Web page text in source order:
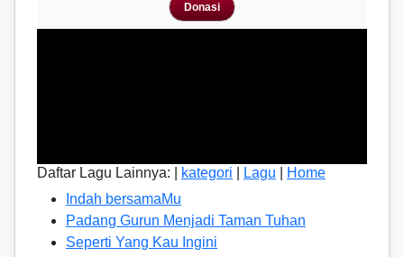
Donasi
Daftar Lagu Lainnya: | kategori Lagu
Home
Indah bersamaMu
Padang Gurun Menjadi Taman Tuhan
Seperti Yang Kau Ingini